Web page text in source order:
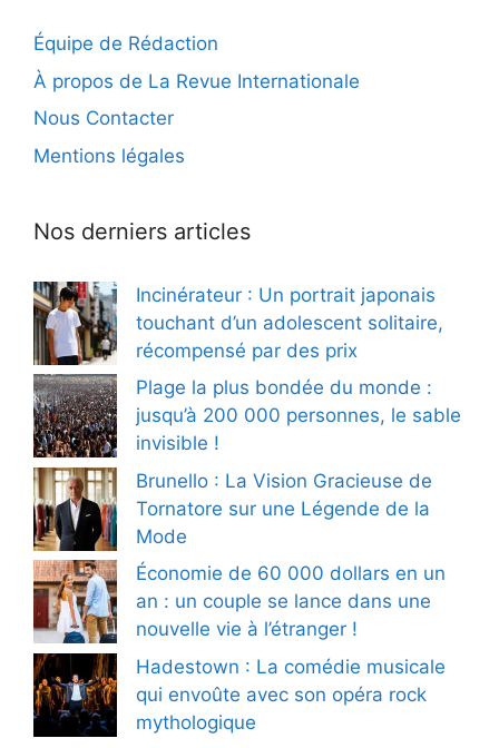
Équipe de Rédaction
À propos de La Revue Internationale
Nous Contacter
Mentions légales
Nos derniers articles
Incinérateur : Un portrait japonais
touchant d’un adolescent solitaire,
récompensé par des prix
Plage la plus bondée du monde :
jusqu’à 200 000 personnes, le sable
invisible !
Brunello : La Vision Gracieuse de
Tornatore sur une Légende de la
Mode
Économie de 60 000 dollars en un
an : un couple se lance dans une
nouvelle vie à l’étranger !
Hadestown : La comédie musicale
qui envoûte avec son opéra rock
mythologique